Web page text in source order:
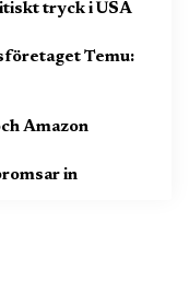
tryck i USA
Temu:
Amazon
in